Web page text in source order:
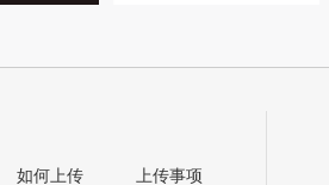
如何上传 上传事项